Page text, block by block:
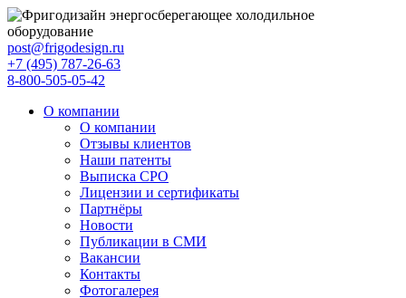
post@frigodesign.ru
+7 (495) 787-26-63
8-800-505-05-42
О компании
О компании
Отзывы клиентов
Наши патенты
Выписка СРО
Лицензии и сертификаты
Партнёры
Новости
Публикации в СМИ
Вакансии
Контакты
Фотогалерея